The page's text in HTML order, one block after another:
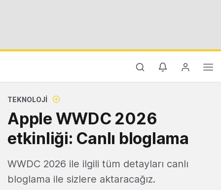
TEKNOLOJI
Apple WWDC 2026
etkinliği: Canlı bloglama
WWDC 2026 ile ilgili tüm detayları canlı
bloglama ile sizlere aktaracağız.